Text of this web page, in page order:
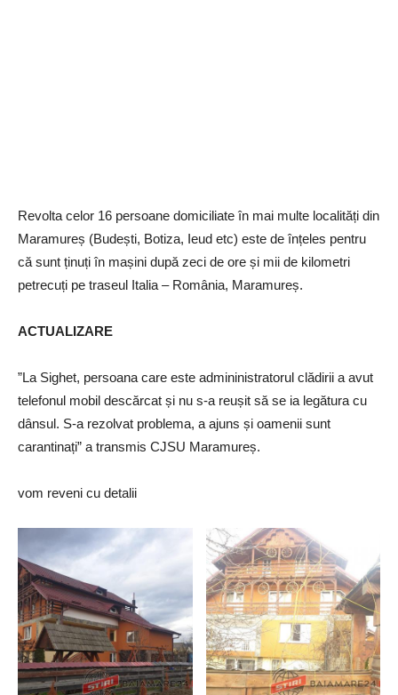
Revolta celor 16 persoane domiciliate în mai multe localități din
Maramureș (Budești, Botiza, Ieud etc) este de înțeles pentru
că sunt ținuți în mașini după zeci de ore și mii de kilometri
petrecuți pe traseul Italia – România, Maramureș.
ACTUALIZARE
”La Sighet, persoana care este admininistratorul clădirii a avut
telefonul mobil descărcat și nu s-a reușit să se ia legătura cu
dânsul. S-a rezolvat problema, a ajuns și oamenii sunt
carantinați” a transmis CJSU Maramureș.
vom reveni cu detalii